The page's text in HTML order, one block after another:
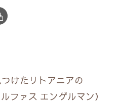
けたリトアニアの
ファス エンゲルマン）